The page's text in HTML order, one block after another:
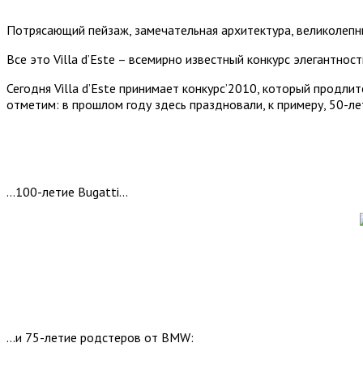
Потрясающий пейзаж, замечательная архитектура,
Все это Villa d’Este – всемирно известный конкурс
Сегодня Villa d’Este принимает конкурс’2010, который
отметим: в прошлом году здесь праздновали, к примеру, 50-
…100-летие Bugatti…
…и 75-летие родстеров от BMW: